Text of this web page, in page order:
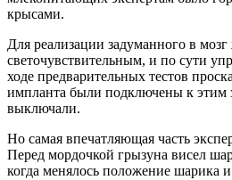
крысами.
Для реализации задуманного в
светочувствительным, и по сути
ходе предварительных тестов
импланта были подключены к этим
выключали.
Но самая впечатляющая часть
Перед мордочкой грызуна висел
когда менялось положение шарика